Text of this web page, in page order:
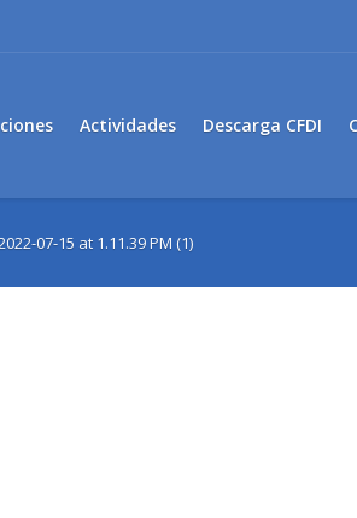
Actividades Descarga CFDI
07-15 at 1.11.39 PM (1)